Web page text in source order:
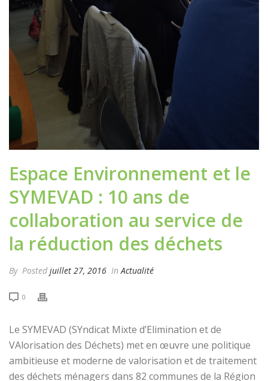
Espace Environnement et le
SYMEVAD : 10 ans de
collaboration au service de
la réduction des déchets
By Posted juillet 27, 2016 InActualité
0
Le SYMEVAD (SYndicat Mixte d’Elimination et de
VAlorisation des Déchets) met en œuvre une politique
ambitieuse et moderne de valorisation et de traitement
des déchets ménagers dans 82 communes de la Région